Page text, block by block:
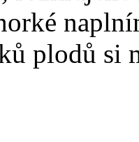
plodů si